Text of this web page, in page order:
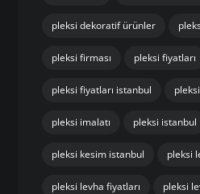
pleksi dekoratif ürünler
pleksi firması pleksi fiyatları
pleksi fiyatları istanbul
pleksi imalatı pleksi istanbul
pleksi kesim istanbul pleksi
pleksi levha fiyatları pleksi